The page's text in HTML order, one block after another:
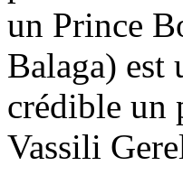
un Prince
Balaga) est
crédible un
Vassili